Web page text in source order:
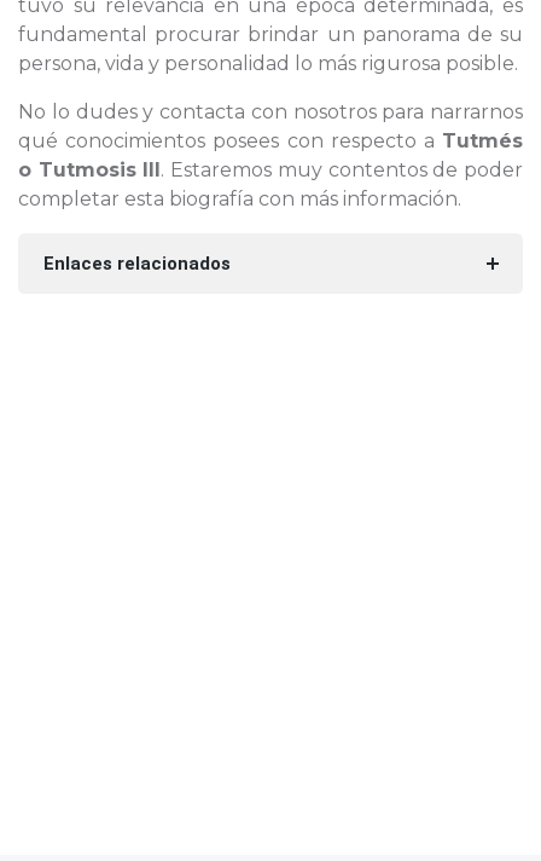
tuvo su relevancia en una época determinada, es
fundamental procurar brindar un panorama de su
persona, vida y personalidad lo más rigurosa posible.
No lo dudes y contacta con nosotros para narrarnos
qué conocimientos posees con respecto a Tutmés
o Tutmosis III. Estaremos muy contentos de poder
completar esta biografía con más información.
Enlaces relacionados